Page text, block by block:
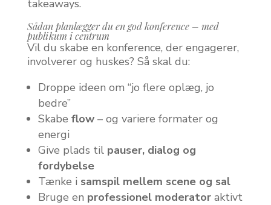
takeaways.
Sådan planlægger du en god konference – med
publikum i centrum
Vil du skabe en konference, der engagerer,
involverer og huskes? Så skal du:
Droppe ideen om “jo flere oplæg, jo
bedre”
Skabe flow– og variere formater og
energi
Give plads til pauser, dialog og
fordybelse
Tænke i samspil mellem scene og sal
Bruge en professionel moderatoraktivt